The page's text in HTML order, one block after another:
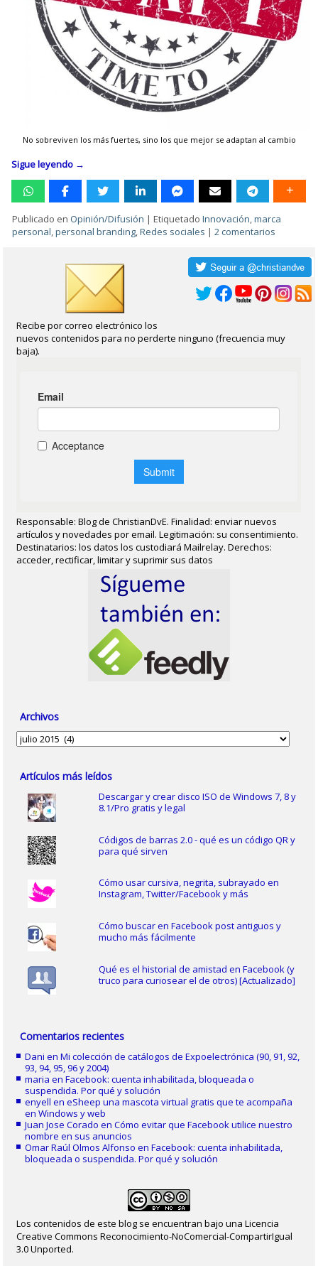
No sobreviven los más fuertes, sino los que mejor se adaptan al cambio
Sigue leyendo →
Publicado en Opinión/Difusión |Etiquetado Innovación,marca
personal,personal branding,Redes sociales |2 comentarios
Recibe por correo electrónico los
nuevos contenidos para no perderte ninguno (frecuencia muy
baja).
Responsable: Blog de ChristianDvE. Finalidad: enviar nuevos
artículos y novedades por email. Legitimación: su consentimiento.
Destinatarios: los datos los custodiará Mailrelay. Derechos:
acceder, rectificar, limitar y suprimir sus datos
Archivos
Archivos
Artículos más leídos
Descargar y crear disco ISO de Windows 7, 8 y
8.1/Pro gratis y legal
Códigos de barras 2.0 - qué es un código QR y
para qué sirven
Cómo usar cursiva, negrita, subrayado en
Instagram, Twitter/Facebook y más
Cómo buscar en Facebook post antiguos y
mucho más fácilmente
Qué es el historial de amistad en Facebook (y
truco para curiosear el de otros) [Actualizado]
Comentarios recientes
Dani enMi colección de catálogos de Expoelectrónica (90, 91, 92,
93, 94, 95, 96 y 2004)
maria enFacebook: cuenta inhabilitada, bloqueada o
suspendida. Por qué y solución
enyell eneSheep una mascota virtual gratis que te acompaña
en Windows y web
Juan Jose Corado enCómo evitar que Facebook utilice nuestro
nombre en sus anuncios
Omar Raúl Olmos Alfonso enFacebook: cuenta inhabilitada,
bloqueada o suspendida. Por qué y solución
Los contenidos de este blog se encuentran bajo una Licencia
Creative Commons Reconocimiento-NoComercial-CompartirIgual
3.0 Unported.